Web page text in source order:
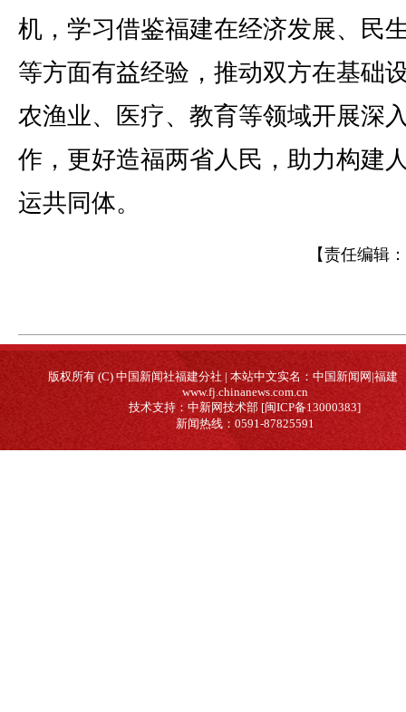
机，学习借鉴福建在经济发展、民
等方面有益经验，推动双方在基础
农渔业、医疗、教育等领域开展深
作，更好造福两省人民，助力构建
运共同体。
【责任编辑：
版权所有 (C) 中国新闻社福建分社 | 本站中文实名：中国新闻网|福建
www.fj.chinanews.com.cn
技术支持：中新网技术部 [闽ICP备13000383]
新闻热线：0591-87825591